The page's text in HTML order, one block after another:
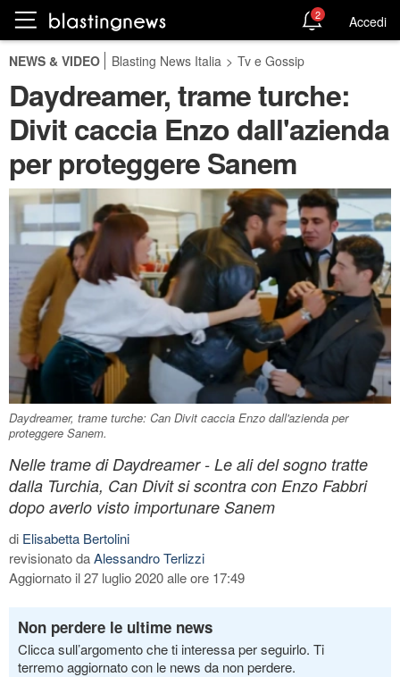
2 Accedi
NEWS & VIDEO Blasting News Italia > Tv e Gossip
Daydreamer, trame turche:
Divit caccia Enzo dall'azienda
per proteggere Sanem
Daydreamer, trame turche: Can Divit caccia Enzo dall'azienda per
proteggere Sanem.
Nelle trame di Daydreamer - Le ali del sogno tratte
dalla Turchia, Can Divit si scontra con Enzo Fabbri
dopo averlo visto importunare Sanem
di Elisabetta Bertolini
revisionato daAlessandro Terlizzi
Aggiornato il 27 luglio 2020 alle ore 17:49
Non perdere le ultime news
Clicca sull’argomento che ti interessa per seguirlo. Ti
terremo aggiornato con le news da non perdere.